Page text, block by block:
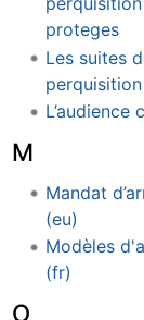
proteges
Les suites
perquisition
M
Mandat
(eu)
Modèles
(fr)
O